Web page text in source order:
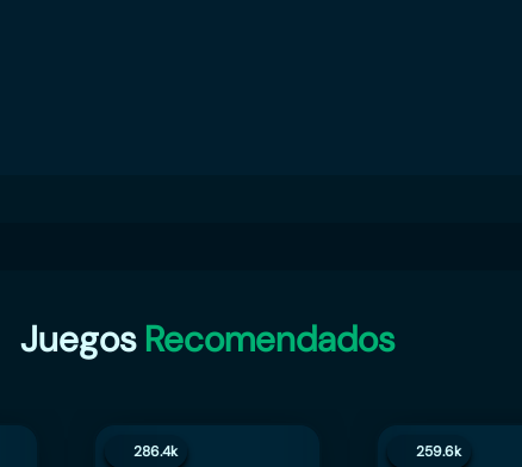
Juegos Recomendados
286.4k 259.6k